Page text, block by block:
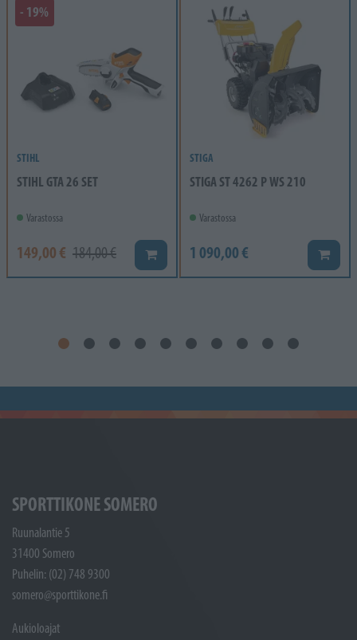
- 19%
STIHL
STIHL GTA 26 SET
Varastossa
149,00 € 184,00 € Lisää koriin
STIGA
STIGA ST 4262 P WS 210
Varastossa
1 090,00 € Lisää
SPORTTIKONE SOMERO
Ruunalantie 5
31400 Somero
Puhelin: (02) 748 9300
somero@sporttikone.fi
Aukioloajat